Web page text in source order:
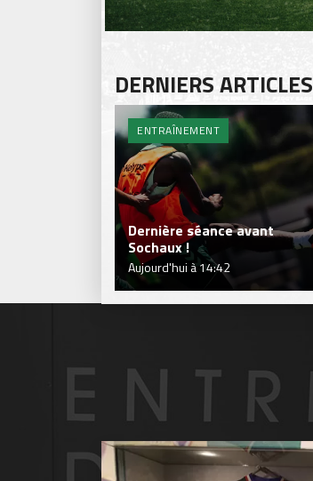
DERNIERS ARTICLES
ENTRAÎNEMENT
Dernière séance avant
Sochaux !
Aujourd'hui à 14:42